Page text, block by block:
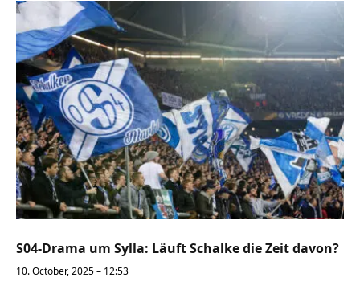
S04-Drama um Sylla: Läuft Schalke die Zeit davon?
10. October, 2025 – 12:53